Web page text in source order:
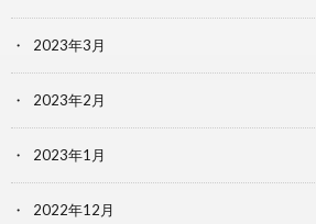
2023年3月
2023年2月
2023年1月
2022年12月